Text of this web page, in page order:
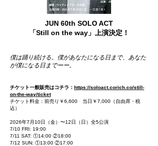
JUN 60th SOLO ACT
「Still on the way」上演決定！
僕は踊り続ける。僕があなたになる日まで、あなた
が僕になる日までーー。
チケット一般販売はコチラ： https://soloact.corich.co/still-
on-the-way/ticket
チケット料金：前売り￥6,600 当日￥7,000（自由席・税
込）
2026年7月10日（金）〜12日（日）全5公演
7/10 FRI: 19:00
7/11 SAT: ①14:00 ②18:00
7/12 SUN: ①13:00 ②17:00